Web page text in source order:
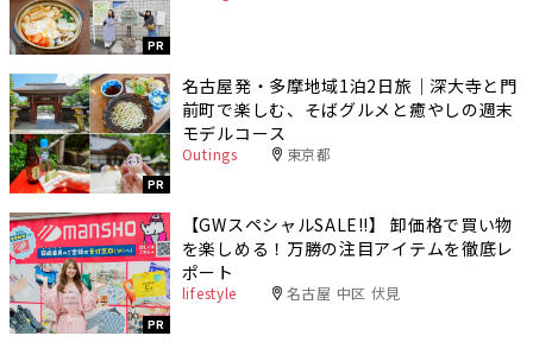
PR
PR
名古屋発・多摩地域1泊2日旅｜深大寺と門
前町で楽しむ、そばグルメと癒やしの週末
モデルコース
Outings 東京都
PR
【GWスペシャルSALE‼︎】 卸価格で買い物
を楽しめる！万勝の注目アイテムを徹底レ
ポート
lifestyle 名古屋 中区 伏見